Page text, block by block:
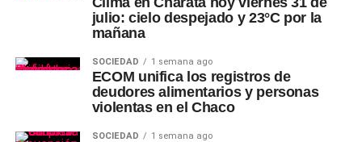
julio: cielo despejado y 23°C por la
mañana
SOCIEDAD 1 semana ago
ECOM unifica los registros de
deudores alimentarios y personas
violentas en el Chaco
SOCIEDAD 1 semana ago